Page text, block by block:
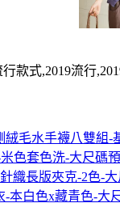
款式,2019流行
絨毛水手襪八雙組
色套色洗-大尺碼
織長版夾克-2色-
-本白色x藏青色-大